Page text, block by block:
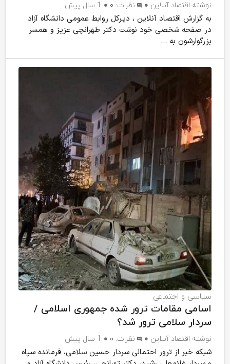
نوشته اقتصاد آنلاین نظرات: ۰ 1 سال پیش
به گزارش اقتصاد آنلاین ، دیرکل روابط عمومی دانشگاه آزاد
در صفحه شخصی خود نوشت دکتر طهرانچی عزیز و همسر
بزرگوارشون به ...
سیاسی و اجتماعی
اسامی مقامات ترور شده جمهوری اسلامی /
سردار سلامی ترور شد؟
نوشته اقتصاد آنلاین نظرات: ۰ 1 سال پیش
شبکه خبر از ترور احتمالی سردار حسین سلامی، فرمانده سپاه